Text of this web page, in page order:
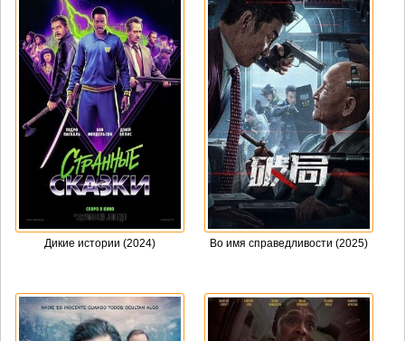
Дикие истории (2024) Во имя справедливости (2025)